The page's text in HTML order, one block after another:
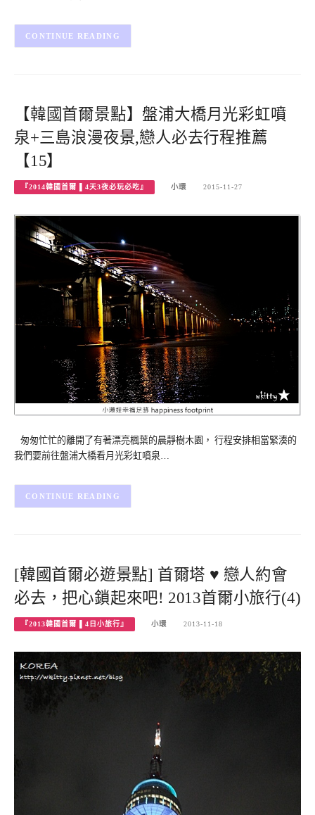
CONTINUE READING
【韓國首爾景點】盤浦大橋月光彩虹噴
泉+三島浪漫夜景,戀人必去行程推薦
【15】
『2014韓國首爾 ▌4天3夜必玩必吃』 小環 2015-11-27
匆匆忙忙的離開了有著漂亮楓葉的晨靜樹木園， 行程安排相當緊湊的
我們要前往盤浦大橋看月光彩虹噴泉…
CONTINUE READING
[韓國首爾必遊景點] 首爾塔 ♥ 戀人約會
必去，把心鎖起來吧! 2013首爾小旅行(4)
『2013韓國首爾 ▌4日小旅行』 小環 2013-11-18